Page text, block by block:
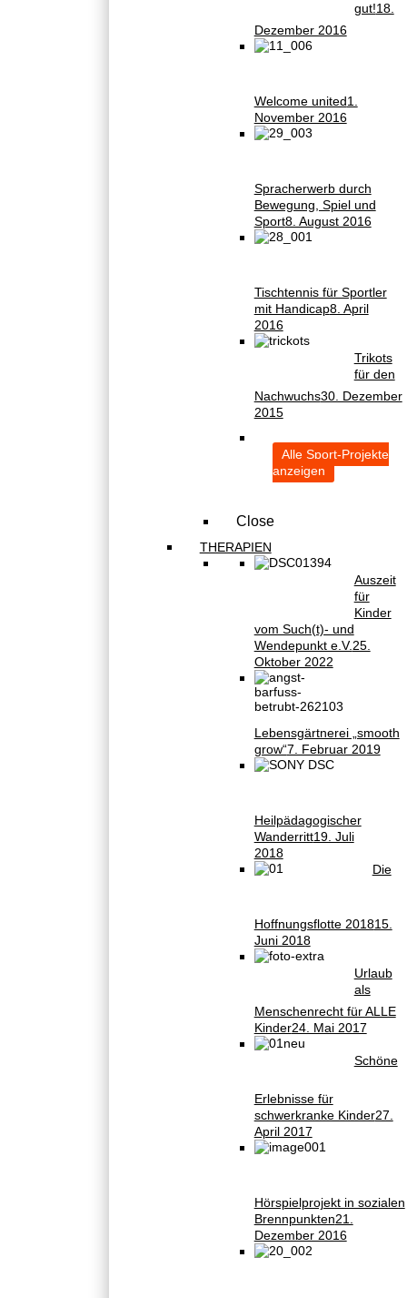
gut!18.
Dezember 2016
Welcome united1.
November 2016
Spracherwerb durch
Bewegung, Spiel und
Sport8. August 2016
Tischtennis für Sportler
mit Handicap8. April
2016
Trikots
für den
Nachwuchs30. Dezember
2015
Alle Sport-Projekte
anzeigen
Close
THERAPIEN
Auszeit
für
Kinder
vom Such(t)- und
Wendepunkt e.V.25.
Oktober 2022
Lebensgärtnerei „smooth
grow“7. Februar 2019
Heilpädagogischer
Wanderritt19. Juli
2018
Die
Hoffnungsflotte 201815.
Juni 2018
Urlaub
als
Menschenrecht für ALLE
Kinder24. Mai 2017
Schöne
Erlebnisse für
schwerkranke Kinder27.
April 2017
Hörspielprojekt in sozialen
Brennpunkten21.
Dezember 2016